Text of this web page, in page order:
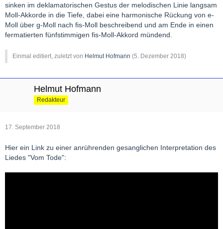
sinken im deklamatorischen Gestus der melodischen Linie langsam
Moll-Akkorde in die Tiefe, dabei eine harmonische Rückung von e-
Moll über g-Moll nach fis-Moll beschreibend und am Ende in einen
fermatierten fünfstimmigen fis-Moll-Akkord mündend.
Einmal editiert, zuletzt von Helmut Hofmann (5. Dezember 2018)
Helmut Hofmann
Redakteur
17. September 2018
Hier ein Link zu einer anrührenden gesanglichen Interpretation des
Liedes "Vom Tode":